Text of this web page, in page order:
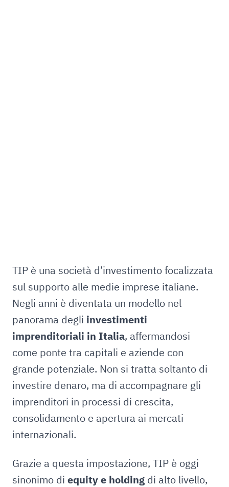
TIP è una società d’investimento focalizzata
sul supporto alle medie imprese italiane.
Negli anni è diventata un modello nel
panorama degli investimenti
imprenditoriali in Italia, affermandosi
come ponte tra capitali e aziende con
grande potenziale. Non si tratta soltanto di
investire denaro, ma di accompagnare gli
imprenditori in processi di crescita,
consolidamento e apertura ai mercati
internazionali.
Grazie a questa impostazione, TIP è oggi
sinonimo di equity e holding di alto livello,